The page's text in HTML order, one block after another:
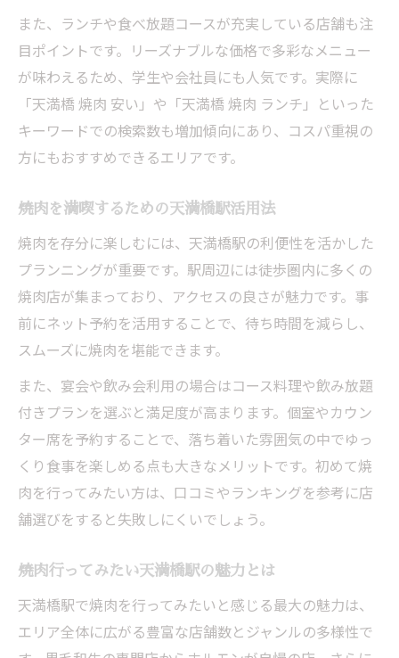
天満橋駅で焼肉ランチを堪能するコツを紹
焼肉行ってみたい人向けランチ活用術
天満橋駅エリアで焼肉ランチが人気の理由
焼肉ランチでお得に楽しむ天満橋駅の選び
天満橋駅の焼肉ランチ事情を徹底解説
健康志向でも安心天満橋焼肉の選び方
健康志向の方に最適な天満橋駅焼肉選び
焼肉行ってみたい健康派が選ぶポイント
天満橋駅でヘルシー焼肉を楽しむ秘訣
焼肉でも安心天満橋駅の健康的な選び方
脂質控えめな焼肉を天満橋駅で選ぶコツ
また、ランチや食べ放題コースが充実している店舗も注
目ポイントです。リーズナブルな価格で多彩なメニュー
が味わえるため、学生や会社員にも人気です。実際に
「天満橋 焼肉 安い」や「天満橋 焼肉 ランチ」といった
キーワードでの検索数も増加傾向にあり、コスパ重視の
方にもおすすめできるエリアです。
焼肉を満喫するための天満橋駅活用法
焼肉を存分に楽しむには、天満橋駅の利便性を活かした
プランニングが重要です。駅周辺には徒歩圏内に多くの
焼肉店が集まっており、アクセスの良さが魅力です。事
前にネット予約を活用することで、待ち時間を減らし、
スムーズに焼肉を堪能できます。
また、宴会や飲み会利用の場合はコース料理や飲み放題
付きプランを選ぶと満足度が高まります。個室やカウン
ター席を予約することで、落ち着いた雰囲気の中でゆっ
くり食事を楽しめる点も大きなメリットです。初めて焼
肉を行ってみたい方は、口コミやランキングを参考に店
舗選びをすると失敗しにくいでしょう。
焼肉行ってみたい天満橋駅の魅力とは
天満橋駅で焼肉を行ってみたいと感じる最大の魅力は、
エリア全体に広がる豊富な店舗数とジャンルの多様性で